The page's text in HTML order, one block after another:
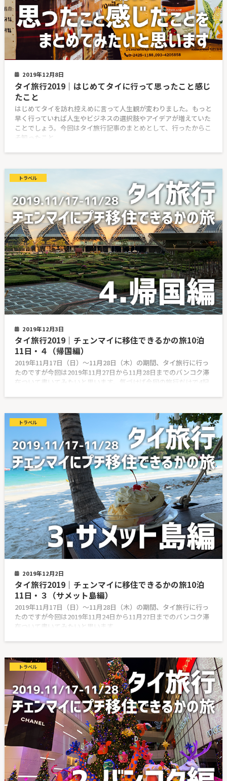
2019年12月8日
タイ旅行2019｜はじめてタイに行って思ったこと感じ
たこと
はじめてタイを訪れ控えめに言って人生観が変わりました。もっと
早く行っていれば人生やビジネスの選択肢やアイデアが増えていた
ことでしょう。今回はタイ旅行記事のまとめとして、行ったからこ
そ知ったこと
トラベル
2019年12月3日
タイ旅行2019｜チェンマイに移住できるかの旅10泊
11日・４（帰国編）
2019年11月17日（日）〜11月28日（木）の期間、タイ旅行に行っ
たのですが今回は2019年11月27日から11月28日までのバンコク滞
在ついて書いてみたいと思います。気づけば今回の旅行だけで4記
トラベル
2019年12月2日
タイ旅行2019｜チェンマイに移住できるかの旅10泊
11日・３（サメット島編）
2019年11月17日（日）〜11月28日（木）の期間、タイ旅行に行っ
たのですが今回は2019年11月24日から11月27日までのバンコク滞
在ついて書いてみたいと思います。
トラベル